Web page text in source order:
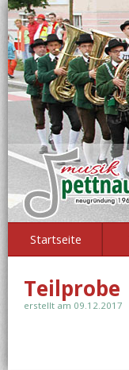
Startseite
Teilprobe
erstellt am 09.12.2017